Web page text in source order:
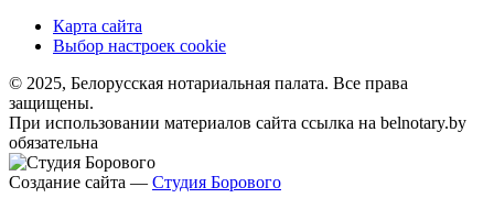
Карта сайта
Выбор настроек cookie
© 2025, Белорусская нотариальная палата. Все права
защищены.
При использовании материалов сайта ссылка на belnotary.by
обязательна
Создание сайта — Студия Борового